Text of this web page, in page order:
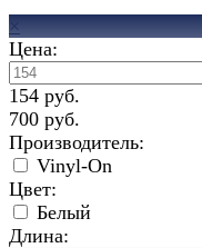
×
Цена:
154 руб.
700 руб.
Производитель:
Vinyl-On
Цвет:
Белый
Длина: